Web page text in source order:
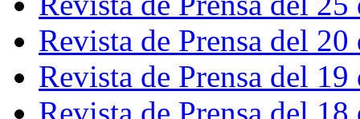
Revista de Prensa del
Revista de Prensa del